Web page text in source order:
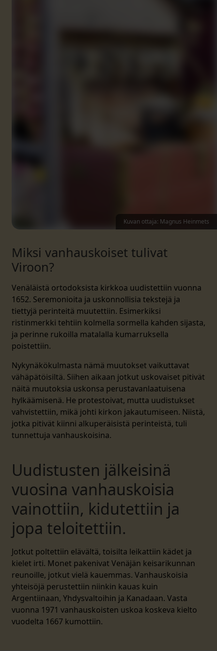
Miksi vanhauskoiset tulivat
Viroon?
Venäläistä ortodoksista kirkkoa uudistettiin vuonna
1652. Seremonioita ja uskonnollisia tekstejä ja
tiettyjä perinteitä muutettiin. Esimerkiksi
ristinmerkki tehtiin kolmella sormella kahden sijasta,
ja perinne rukoilla matalalla kumarruksella
poistettiin.
Nykynäkökulmasta nämä muutokset vaikuttavat
vähäpätöisiltä. Siihen aikaan jotkut uskovaiset pitivät
näitä muutoksia uskonsa perustavanlaatuisena
hylkäämisenä. He protestoivat, mutta uudistukset
vahvistettiin, mikä johti kirkon jakautumiseen. Niistä,
jotka pitivät kiinni alkuperäisistä perinteistä, tuli
tunnettuja vanhauskoisina.
Uudistusten jälkeisinä
vuosina vanhauskoisia
vainottiin, kidutettiin ja
jopa teloitettiin.
Jotkut poltettiin elävältä, toisilta leikattiin kädet ja
kielet irti. Monet pakenivat Venäjän keisarikunnan
reunoille, jotkut vielä kauemmas. Vanhauskoisia
yhteisöjä perustettiin niinkin kauas kuin
Argentiinaan, Yhdysvaltoihin ja Kanadaan. Vasta
vuonna 1971 vanhauskoisten uskoa koskeva kielto
vuodelta 1667 kumottiin.
Kuvan ottaja: Magnus Heinmets